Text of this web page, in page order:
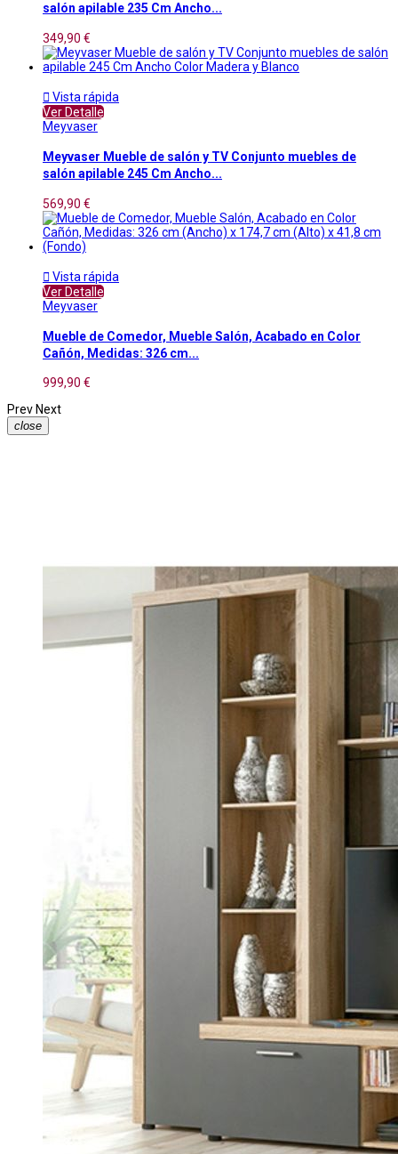
salón apilable 235 Cm Ancho...
349,90 €
 Vista rápida
Ver Detalle
Meyvaser
Meyvaser Mueble de salón y TV Conjunto muebles de
salón apilable 245 Cm Ancho...
569,90 €
 Vista rápida
Ver Detalle
Meyvaser
Mueble de Comedor, Mueble Salón, Acabado en Color
Cañón, Medidas: 326 cm...
999,90 €
Prev Next
close